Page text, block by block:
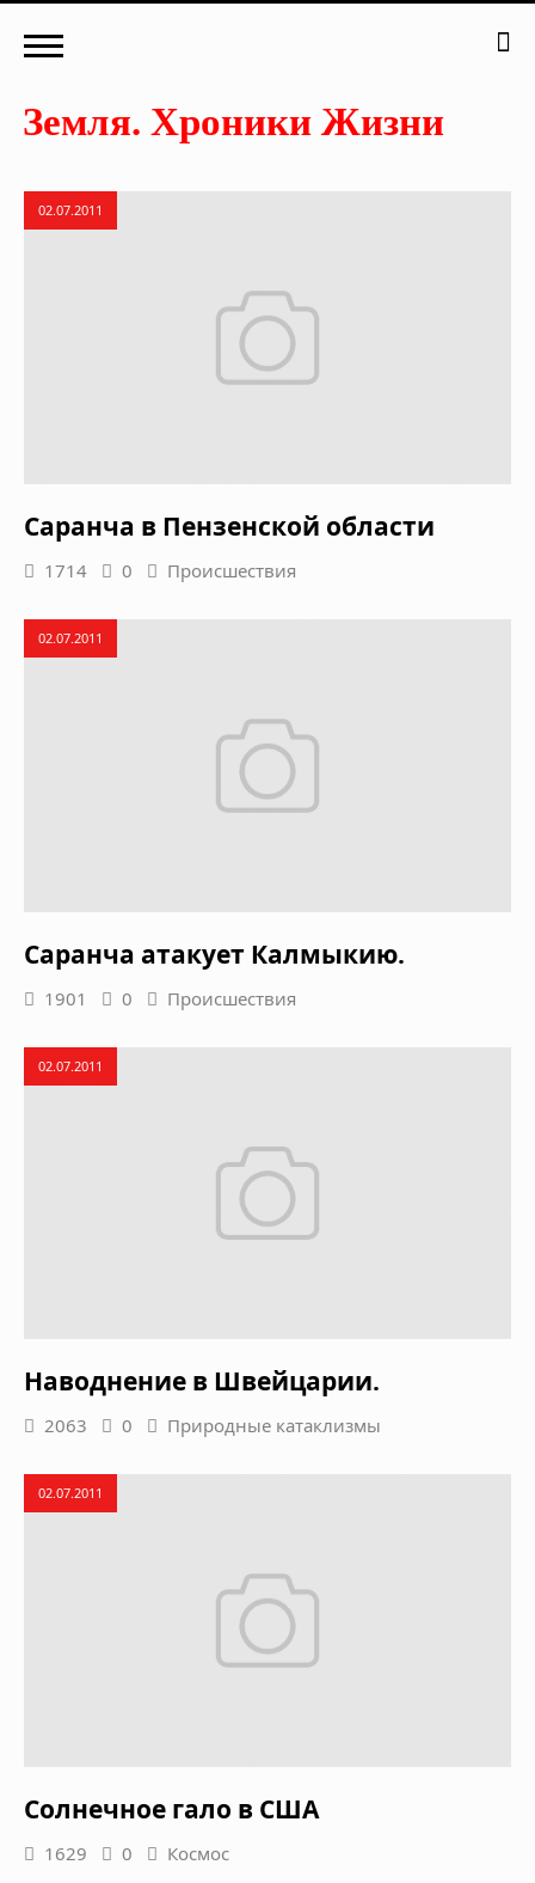
02.07.2011
Саранча в Пензенской области
1714 0 Происшествия
02.07.2011
Саранча атакует Калмыкию.
1901 0 Происшествия
02.07.2011
Наводнение в Швейцарии.
2063 0 Природные катаклизмы
02.07.2011
Солнечное гало в США
1629 0 Космос